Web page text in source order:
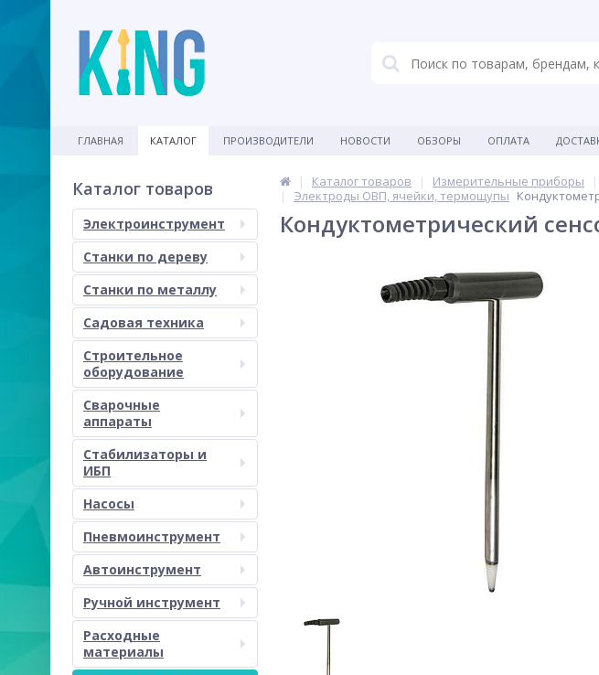
ГЛАВНАЯ КАТАЛОГ ПРОИЗВОДИТЕЛИ НОВОСТИ ОБЗОРЫ ОПЛАТА
Каталог товаров
Электроинструмент
Станки по дереву
Станки по металлу
Садовая техника
Строительное
оборудование
Сварочные
аппараты
Стабилизаторы и
ИБП
Насосы
Пневмоинструмент
Автоинструмент
Ручной инструмент
Расходные
материалы
Каталог товаров Измерительные приборы
Электроды ОВП, ячейки, термощупы
Кондуктометрический